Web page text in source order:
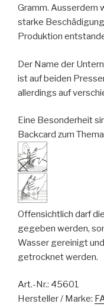
Gramm. Ausserdem
starke
Produktion
Der Name der
ist auf beiden
allerdings auf
Eine Besonderheit
Backcard zum
Offensichtlich darf
gegeben werden,
Wasser gereinigt
getrocknet werden.
Art.-Nr.: 45601
Hersteller / Marke: